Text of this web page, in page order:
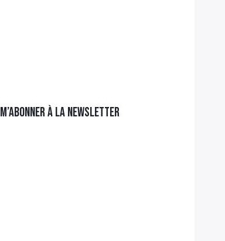
M’abonner à la newsletter